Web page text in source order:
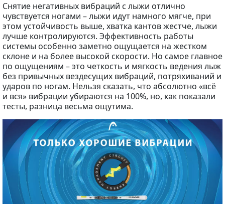
Снятие негативных вибраций с лыжи отлично
чувствуется ногами – лыжи идут намного мягче, при
этом устойчивость выше, хватка кантов жестче, лыжи
лучше контролируются. Эффективность работы
системы особенно заметно ощущается на жестком
склоне и на более высокой скорости. Но самое главное
по ощущениям – это четкость и мягкость ведения лыж
без привычных вездесущих вибраций, потряхиваний и
ударов по ногам. Нельзя сказать, что абсолютно «всё
и вся» вибрации убираются на 100%, но, как показали
тесты, разница весьма ощутима.